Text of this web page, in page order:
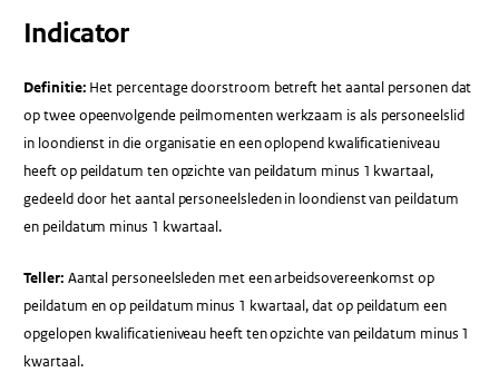
Indicator
Definitie: Het percentage doorstroom betreft het aantal personen dat
op twee opeenvolgende peilmomenten werkzaam is als personeelslid
in loondienst in die organisatie en een oplopend kwalificatieniveau
heeft op peildatum ten opzichte van peildatum minus 1 kwartaal,
gedeeld door het aantal personeelsleden in loondienst van peildatum
en peildatum minus 1 kwartaal.
Teller: Aantal personeelsleden met een arbeidsovereenkomst op
peildatum en op peildatum minus 1 kwartaal, dat op peildatum een
opgelopen kwalificatieniveau heeft ten opzichte van peildatum minus 1
kwartaal.